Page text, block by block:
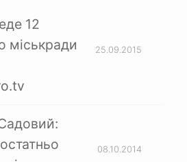
12
міськради
25.09.2015
08.10.2014